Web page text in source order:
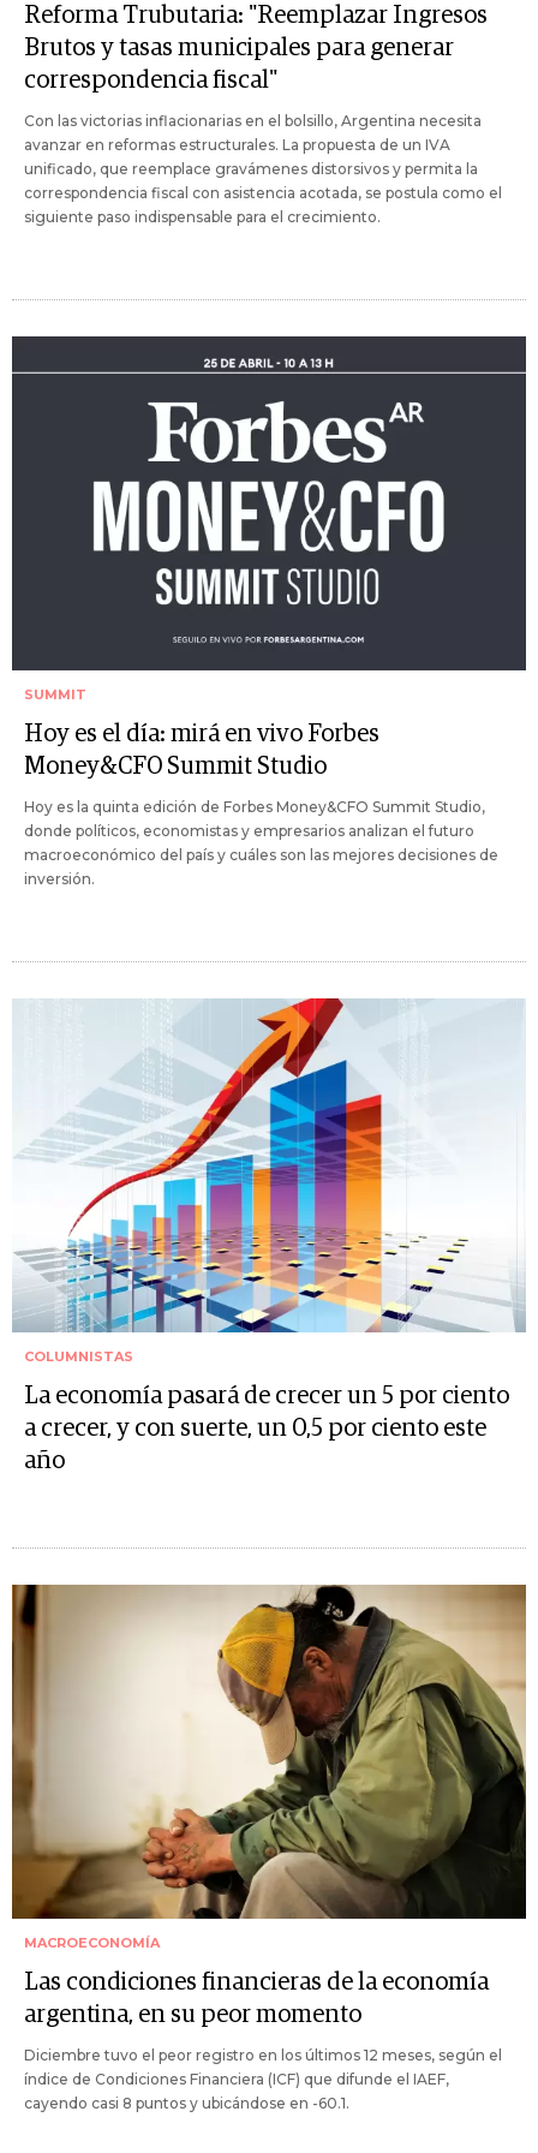
Reforma Trubutaria: "Reemplazar Ingresos
Brutos y tasas municipales para generar
correspondencia fiscal"
Con las victorias inflacionarias en el bolsillo, Argentina necesita
avanzar en reformas estructurales. La propuesta de un IVA
unificado, que reemplace gravámenes distorsivos y permita la
correspondencia fiscal con asistencia acotada, se postula como el
siguiente paso indispensable para el crecimiento.
SUMMIT
Hoy es el día: mirá en vivo Forbes
Money&CFO Summit Studio
Hoy es la quinta edición de Forbes Money&CFO Summit Studio,
donde políticos, economistas y empresarios analizan el futuro
macroeconómico del país y cuáles son las mejores decisiones de
inversión.
COLUMNISTAS
La economía pasará de crecer un 5 por ciento
a crecer, y con suerte, un 0,5 por ciento este
año
MACROECONOMÍA
Las condiciones financieras de la economía
argentina, en su peor momento
Diciembre tuvo el peor registro en los últimos 12 meses, según el
índice de Condiciones Financiera (ICF) que difunde el IAEF,
cayendo casi 8 puntos y ubicándose en -60.1.